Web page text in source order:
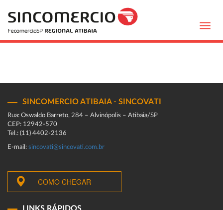
SINCOMERCIO ATIBAIA - SINCOVATI
Rua: Oswaldo Barreto, 284 – Alvinópolis – Atibaia/SP
CEP: 12942-570
Tel.: (11) 4402-2136
E-mail: sincovati@sincovati.com.br
COMO CHEGAR